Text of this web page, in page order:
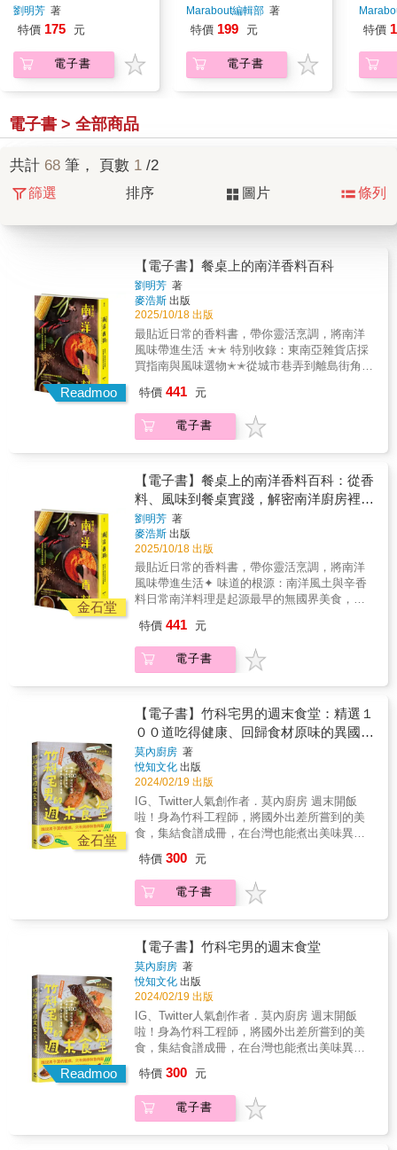
糖＋辛香料，50道印
尼家傳祕方，增色、添
上癮！
劉明芳 著
特價 175 元
電子書
Marabout編輯部 著
特價 199 元
電子書
特價
電子書 > 全部商品
共計 68 筆， 頁數 1 /2
篩選 排序 圖片 條列
Readmoo
【電子書】餐桌上的南洋香料百科
劉明芳 著
麥浩斯 出版
2025/10/18 出版
最貼近日常的香料書，帶你靈活烹調，將南洋
風味帶進生活 ✭✭ 特別收錄：東南亞雜貨店採
買指南與風味選物✭✭從城市巷弄到離島街角，
祕。身為印尼華僑的作者來台30載，帶領讀者
細看招牌背後的風味線索，了解南洋食材的選
購訣竅。如何找出適合的調味料品牌？哪些香
洋廚房的味覺之門。✦ 味道的根源：南洋風土
與辛香料日常南洋料理是起源最早的無國界美
食，從沙嗲、叻沙到千層糕、亞齊辛香料飯，
許多經典料理除了吸納南洋文化，也揉合中
式、印度、阿拉伯或歐洲特色。本書生動引領
讀者打開感官，深入剖析什麼是「道地的」南
洋料理：• 早餐桌可見文化交融日常：炒飯、椰
漿飯、春捲、九層粿與印度餅齊聚一堂。• 華人
愛醬油與五香，印尼人偏好香茅與紅蔥頭；娘
惹族群汲取兩者精髓。• 香料不僅入菜，也用於
道地，只有根據族群、家庭演化出「自己的味
道」，自在混搭下，每一道菜都是文化的對話
與味覺的冒險。✦ 味道的展現：從香料到餐桌
確的前置處理與釋香方式，讓每一顆小小香料
發揮最大功能。透過石臼搗碎調和，重現當地
料理的溫潤層次，從基底醬的製作、香料的堆
疊到最後的調味上桌，帶你一步步重現真正的
南洋餐桌氣息。✦ 8大風味元素分類辛香料，直
覺好上手，初學者友善買來的番茄太甜，如何
補味？想保留料理的辣椒香氣，又擔心過度刺
激，可加入哪種香料調和？本書以「酸、甜、
入，完整剖析45種南洋香料的風味、搭配與文
化背景，並提供各種辛香料的妙用小技巧。✦
理解南洋料理的烹調邏輯南洋菜獨特的辛香料
應用與烹調順序，與台灣料理大大不同。作者
透過圖表，帶領讀者掌握南洋菜的料理節奏
——從香料前置處理、基底醬慢火炒製，到香
草入鍋時機與調味的收尾鋪陳，真正理解南洋
風味的精髓，做出屬於自己的道地風味。無論
是料理新手，還是香料愛好者，本書都是實用
的入門地圖與靈感寶庫，一起從餐桌上的香料
開始，重新認識南洋料理。【美味推薦】(依姓
氏筆畫排序)艾吏福Arif Sulistiyo／駐台北印尼
經濟貿易代表處代表李東明／前派駐印尼外交
官、作家沈軒毅／美食作家、「餓童日記」版
燦爛時光東南亞主題書店創辦人陳靜宜／飲食
作家喻碧芳／東雅小廚創辦人葉偉傑／新加坡
駐台北商務辦事處代表楊渡／詩人、作家楊琇
特價 441 元
電子書
金石堂
【電子書】餐桌上的南洋香料百科：從香
料、風味到餐桌實踐，解密南洋廚房裡的
烹調邏輯
劉明芳 著
麥浩斯 出版
2025/10/18 出版
最貼近日常的香料書，帶你靈活烹調，將南洋
風味帶進生活✦ 味道的根源：南洋風土與辛香
料日常南洋料理是起源最早的無國界美食，從
典料理除了吸納南洋文化，也揉合中式、印
度、阿拉伯或歐洲特色。本書生動引領讀者打
開感官，深入剖析什麼是「道地的」南洋料
醬油與五香，印尼人偏好香茅與紅蔥頭；娘惹
族群汲取兩者精髓。• 香料不僅入菜，也用於染
布、沐浴與保健，深植生活。南洋沒有絕對道
地，只有根據族群、家庭演化出「自己的味
道」，自在混搭下，每一道菜都是文化的對話
與味覺的冒險。✦ 味道的展現：從香料到餐桌
掌握辛香料的類型、選購與保存技巧，學會正
確的前置處理與釋香方式，讓每一顆小小香料
發揮最大功能。透過石臼搗碎調和，重現當地
料理的溫潤層次，帶你重現南洋餐桌氣息。✦ 8
友善買來的番茄太甜，如何補味？想保留料理
的辣椒香氣，又擔心過度刺激，可加入哪種香
料調和？本書以「酸、甜、苦、辣、鹹、鮮、
洋香料的風味、搭配與文化背景，並提供各種
辛香料的妙用小技巧。✦ 理解南洋料理的烹調
邏輯南洋菜獨特的辛香料應用與烹調順序，與
台灣料理大大不同。作者透過圖表，帶領讀者
掌握南洋菜的料理節奏——從香料前置處理、
基底醬慢火炒製，到香草入鍋時機與調味的收
尾鋪陳，真正理解南洋風味的精髓，做出屬於
店採買指南與風味選物✭✭從城市巷弄到離島街
角，東南亞店靜靜佇立於台灣日常，卻仍陌生
神祕。身為印尼華僑的作者來台30載，帶領讀
者細看招牌背後的風味線索，了解南洋食材的
特價 441 元
電子書
金石堂
【電子書】竹科宅男的週末食堂：精選１
００道吃得健康、回歸食材原味的異國料
理，及餐酒推薦
莫內廚房 著
悅知文化 出版
2024/02/19 出版
IG、Twitter人氣創作者．莫內廚房 週末開飯
啦！身為竹科工程師，將國外出差所嘗到的美
食，集結食譜成冊，在台灣也能煮出美味異國
出道地的世界美食※ 特點2: 營養師X侍酒師X肉
舖老闆，建立既健康、又有儀式感的用餐體驗
※ 特點3: 提供食材、調味料購買建議，不怕找
吃到痛哭流涕！週一上班便是一條活龍！▍100
道美味食譜！誰說男子漢的餐桌，只有雞排和
魯肉飯！本書囊括了日本的大阪燒、法國的紅
酒燉牛肉、西班牙的海鮮燉飯、義大利的
Ravioli（義大利餃）、波蘭的Gołąbki（高麗菜
捲）……來自五大洲的經典名菜，全數集結於
此！▍獨家專欄企劃：營養建議、餐酒推薦、
肉品介紹由鄭惠文營養師把關，提供異國料理
的營養須知；侍酒師Lily推薦隨餐配酒；肉舖老
譜難懂的印象，料理新手也能煮牛排不好煎？
苦惱大節日怎麼準備？舒芙蕾很難做？書中提
供小技巧，製作料理不再擔心。▍台灣在地食
特價 300 元
電子書
Readmoo
【電子書】竹科宅男的週末食堂
莫內廚房 著
悅知文化 出版
2024/02/19 出版
IG、Twitter人氣創作者．莫內廚房 週末開飯
啦！身為竹科工程師，將國外出差所嘗到的美
食，集結食譜成冊，在台灣也能煮出美味異國
出道地的世界美食※ 特點2: 營養師X侍酒師X肉
舖老闆，建立既健康、又有儀式感的用餐體驗
※ 特點3: 提供食材、調味料購買建議，不怕找
特價 300 元
電子書